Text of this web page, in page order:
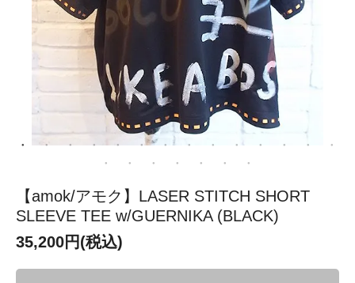
【amok/アモク】LASER STITCH SHORT
SLEEVE TEE w/GUERNIKA (BLACK)
35,200円(税込)